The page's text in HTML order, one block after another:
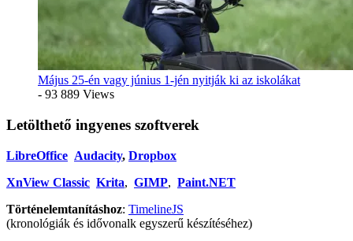
Május 25-én vagy június 1-jén nyitják ki az iskolákat
- 93 889 Views
Letölthető ingyenes szoftverek
LibreOffice Audacity, Dropbox
XnView Classic Krita, GIMP, Paint.NET
Történelemtanításhoz: TimelineJS
(kronológiák és idővonalk egyszerű készítéséhez)